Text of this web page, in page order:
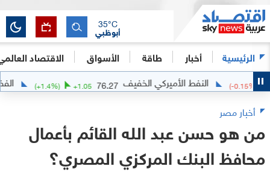
الرئيسية أخبار طاقة الأسواق الاقتصاد
أبوظبي
35°C
النفط الأميركي الخفيف 76.27
+1.05
(+1.4%) الفضة
أخبار مصر
من هو حسن عبد الله القائم بأعمال
محافظ البنك المركزي المصري؟